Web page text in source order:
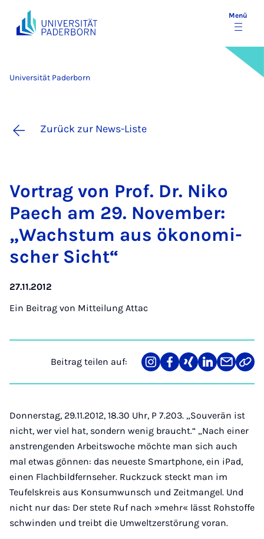
Menü
Universität Paderborn
Zurück zur News-Liste
Vor­trag von Prof. Dr. Ni­ko
Paech am 29. No­vem­ber:
„Wachs­tum aus öko­no­mi­
scher Sicht“
27.11.2012
Ein Beitrag von Mitteilung Attac
Beitrag teilen auf:
Teilen
auf
Teilen
auf
Teilen
auf
Teilen
auf
Teilen
über
Mail
Link
Donnerstag, 29.11.2012, 18.30 Uhr, P 7.203. „Souverän ist
nicht, wer viel hat, sondern wenig braucht.“ „Nach einer
anstrengenden Arbeitswoche möchte man sich auch
mal etwas gönnen: das neueste Smartphone, ein iPad,
einen Flachbildfernseher. Ruckzuck steckt man im
Teufelskreis aus Konsumwunsch und Zeitmangel. Und
nicht nur das: Der stete Ruf nach »mehr« lässt Rohstoffe
schwinden und treibt die Umweltzerstörung voran.